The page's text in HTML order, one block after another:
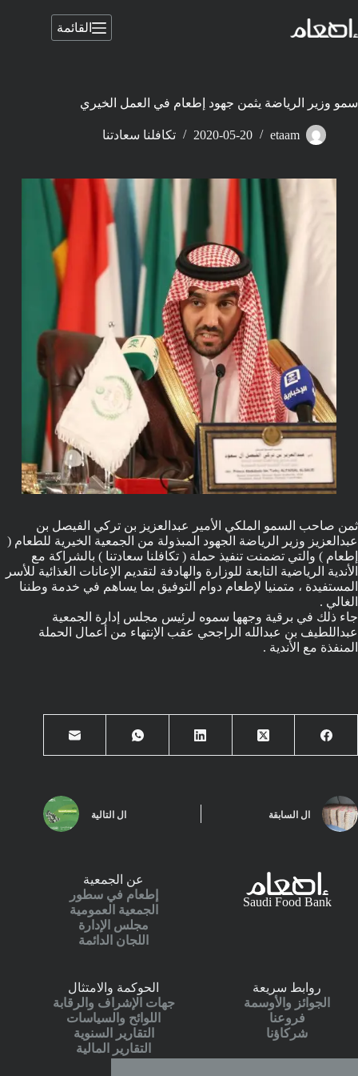
إلى
المحتوى
القائمة
سمو وزير الرياضة يثمن جهود إطعام في العمل الخيري
etaam
2020-05-20 تكافلنا سعادتنا
ثمن صاحب السمو الملكي الأمير عبدالعزيز بن تركي الفيصل بن
عبدالعزيز وزير الرياضة الجهود المبذولة من الجمعية الخيرية للطعام (
إطعام ) والتي تضمنت تنفيذ حملة ( تكافلنا سعادتنا ) بالشراكة مع
الأندية الرياضية التابعة للوزارة والهادفة لتقديم الإعانات الغذائية للأسر
المستفيدة ، متمنيا لإطعام دوام التوفيق بما يساهم في خدمة وطننا
الغالي .
جاء ذلك في برقية وجهها سموه لرئيس مجلس إدارة الجمعية
عبداللطيف بن عبدالله الراجحي عقب الإنتهاء من أعمال الحملة
المنفذة مع الأندية .
ال السابقة ال التالية
Saudi Food Bank
عن الجمعية
إطعام في سطور
الجمعية العمومية
مجلس الإدارة
اللجان الدائمة
روابط سريعة
الجوائز والأوسمة
فروعنا
شركاؤنا
الحوكمة والامتثال
جهات الإشراف والرقابة
اللوائح والسياسات
التقارير السنوية
التقارير المالية